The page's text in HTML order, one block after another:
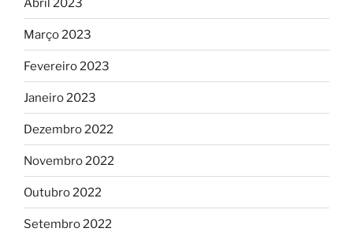
Abril 2023
Março 2023
Fevereiro 2023
Janeiro 2023
Dezembro 2022
Novembro 2022
Outubro 2022
Setembro 2022